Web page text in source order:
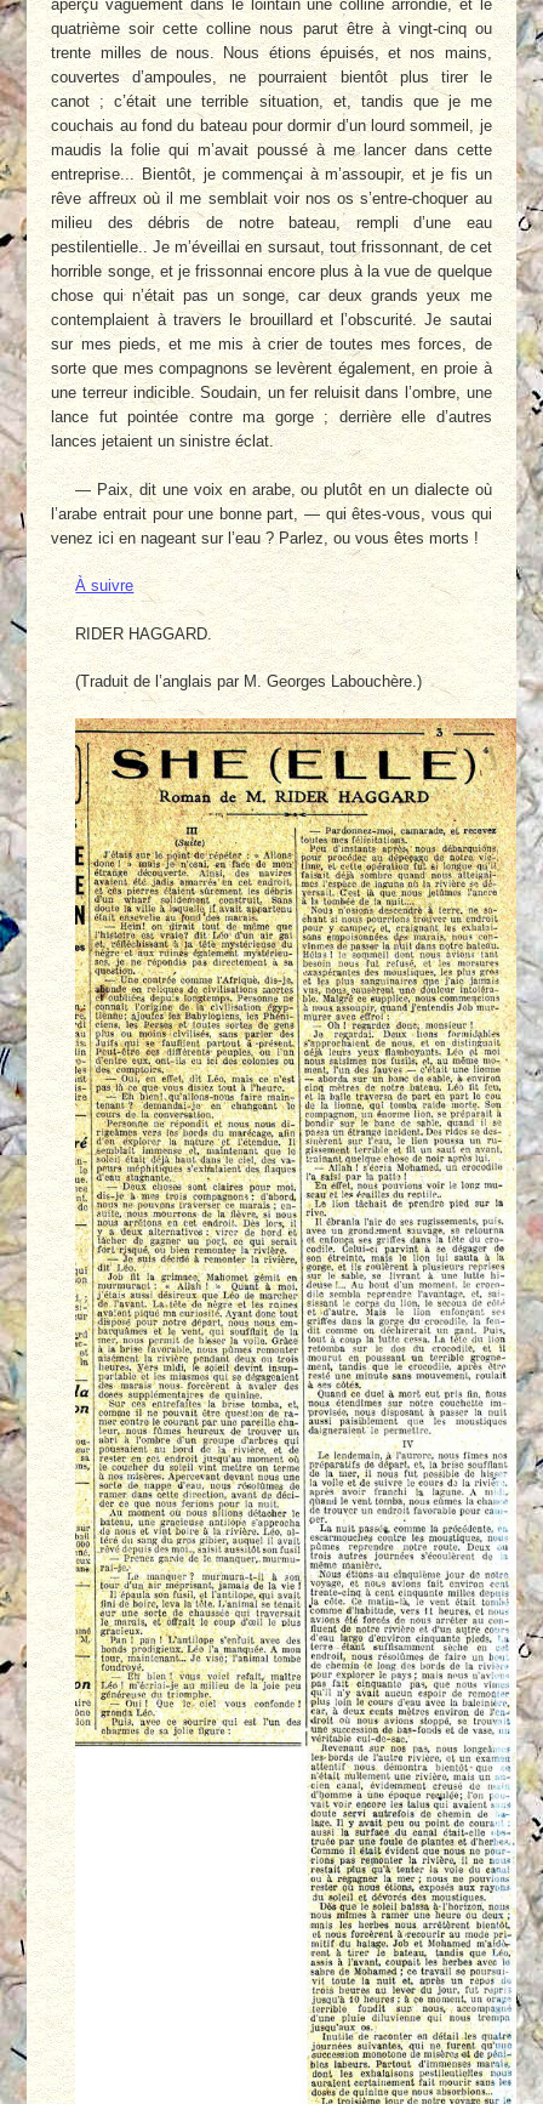
aperçu vaguement dans le lointain une colline arrondie, et le
quatrième soir cette colline nous parut être à vingt-cinq ou
trente milles de nous. Nous étions épuisés, et nos mains,
couvertes d’ampoules, ne pourraient bientôt plus tirer le
canot ; c’était une terrible situation, et, tandis que je me
couchais au fond du bateau pour dormir d’un lourd sommeil, je
maudis la folie qui m’avait poussé à me lancer dans cette
entreprise... Bientôt, je commençai à m’assoupir, et je fis un
rêve affreux où il me semblait voir nos os s’entre-choquer au
milieu des débris de notre bateau, rempli d’une eau
pestilentielle.. Je m’éveillai en sursaut, tout frissonnant, de cet
horrible songe, et je frissonnai encore plus à la vue de quelque
chose qui n’était pas un songe, car deux grands yeux me
contemplaient à travers le brouillard et l’obscurité. Je sautai
sur mes pieds, et me mis à crier de toutes mes forces, de
sorte que mes compagnons se levèrent également, en proie à
une terreur indicible. Soudain, un fer reluisit dans l’ombre, une
lance fut pointée contre ma gorge ; derrière elle d’autres
lances jetaient un sinistre éclat.
— Paix, dit une voix en arabe, ou plutôt en un dialecte où
l’arabe entrait pour une bonne part, — qui êtes-vous, vous qui
venez ici en nageant sur l’eau ? Parlez, ou vous êtes morts !
À suivre
RIDER HAGGARD.
(Traduit de l’anglais par M. Georges Labouchère.)